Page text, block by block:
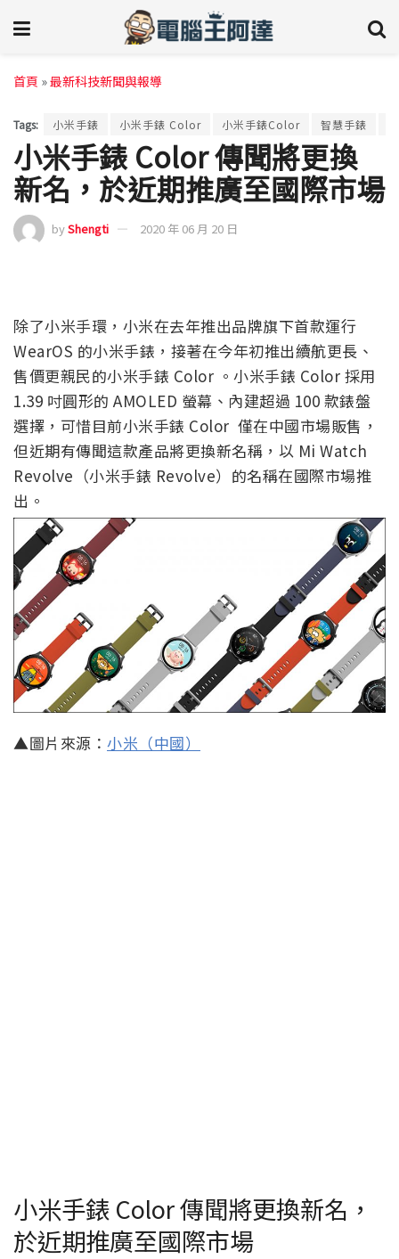
首頁 »最新科技新聞與報導
Tags: 小米手錶 小米手錶 Color 小米手錶Color 智慧手錶
小米手錶 Color 傳聞將更換
新名，於近期推廣至國際市場
byShengti 2020 年 06 月 20 日
除了小米手環，小米在去年推出品牌旗下首款運行
WearOS 的小米手錶，接著在今年初推出續航更長、
售價更親民的小米手錶 Color 。小米手錶 Color 採用
1.39 吋圓形的 AMOLED 螢幕、內建超過 100 款錶盤
選擇，可惜目前小米手錶 Color 僅在中國市場販售，
但近期有傳聞這款產品將更換新名稱，以 Mi Watch
Revolve（小米手錶 Revolve）的名稱在國際市場推
出。
▲圖片來源： 小米（中國）
小米手錶 Color 傳聞將更換新名，
於近期推廣至國際市場